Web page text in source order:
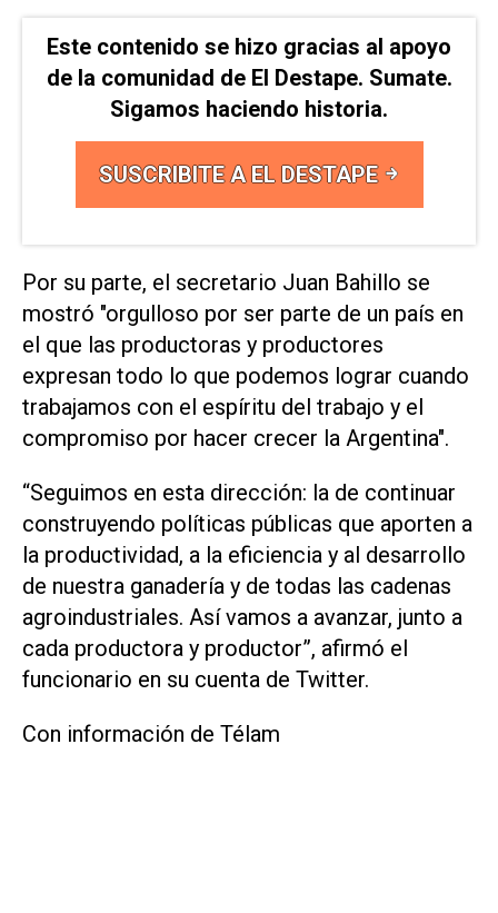
Este contenido se hizo gracias al apoyo
de la comunidad de El Destape. Sumate.
Sigamos haciendo historia.
SUSCRIBITE A EL DESTAPE
Por su parte, el secretario Juan Bahillo se
mostró "orgulloso por ser parte de un país en
el que las productoras y productores
expresan todo lo que podemos lograr cuando
trabajamos con el espíritu del trabajo y el
compromiso por hacer crecer la Argentina".
“Seguimos en esta dirección: la de continuar
construyendo políticas públicas que aporten a
la productividad, a la eficiencia y al desarrollo
de nuestra ganadería y de todas las cadenas
agroindustriales. Así vamos a avanzar, junto a
cada productora y productor”, afirmó el
funcionario en su cuenta de Twitter.
Con información de Télam